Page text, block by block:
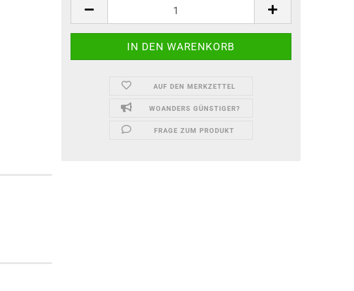
AUF DEN MERKZETTEL
WOANDERS GÜNSTIGER?
FRAGE ZUM PRODUKT